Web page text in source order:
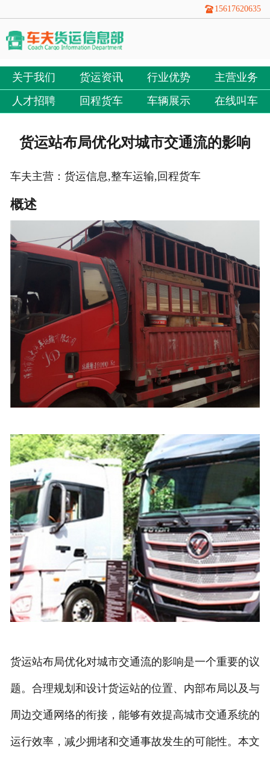
15617620635
关于我们 货运资讯 行业优势
主营业务
人才招聘
回程货车 车辆展示 在线叫车
货运站布局优化对城市交通流的影响
车夫主营：货运信息,整车运输,回程货车
概述
货运站布局优化对城市交通流的影响是一个重要的议
题。合理规划和设计货运站的位置、内部布局以及与
周边交通网络的衔接，能够有效提高城市交通系统的
运行效率，减少拥堵和交通事故发生的可能性。本文